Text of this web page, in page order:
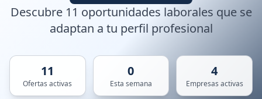
Descubre 11 oportunidades laborales que se
adaptan a tu perfil profesional
11
Ofertas activas
0
Esta semana
4
Empresas activas